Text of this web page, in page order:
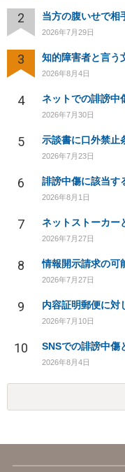
2
2026年7月29日
3
2026年8月4日
4
2026年7月30日
5 示談書に口外禁止
2026年7月23日
6 誹謗中傷に該当す
2026年8月1日
7 ネットストーカー
2026年7月27日
8 情報開示請求の可
2026年7月27日
9
2026年7月10日
10 SNSでの誹謗中傷
2026年8月4日